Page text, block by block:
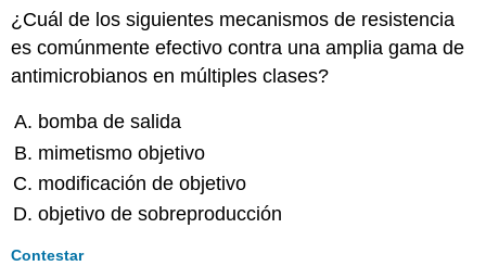
¿Cuál de los siguientes mecanismos de resistencia
es comúnmente efectivo contra una amplia gama de
antimicrobianos en múltiples clases?
bomba de salida
mimetismo objetivo
modificación de objetivo
objetivo de sobreproducción
Contestar